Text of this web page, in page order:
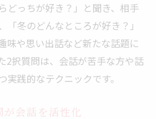
どっちが好き？」と聞き、相手
「冬のどんなところが好き？」
味や思い出話など新たな話題に
2択質問は、会話が苦手な方や話
践的なテクニックです。
が会話を活性化